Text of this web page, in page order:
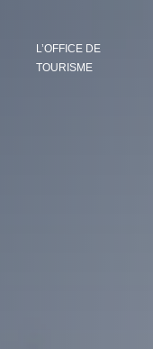
L’OFFICE DE
TOURISME